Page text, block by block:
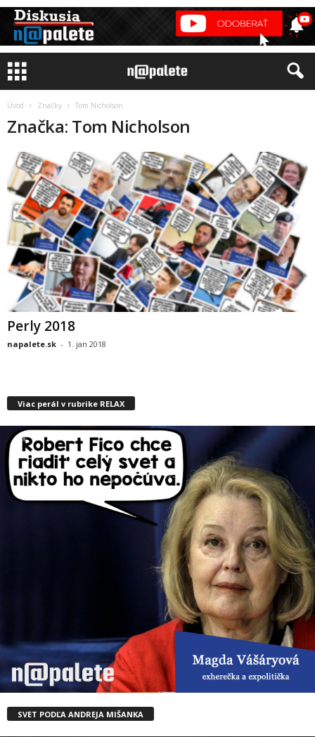
Úvod Značky Tom Nicholson
Značka: Tom Nicholson
Perly 2018
napalete.sk - 1. jan 2018
Viac perál v rubrike RELAX
SVET PODĽA ANDREJA MIŠANKA